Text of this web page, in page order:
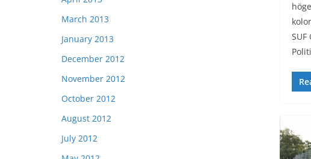
March 2013
January 2013
December 2012
November 2012
October 2012
August 2012
July 2012